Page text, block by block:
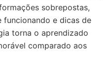
sobrepostas,
funcionando e dicas de
torna o aprendizado
comparado aos